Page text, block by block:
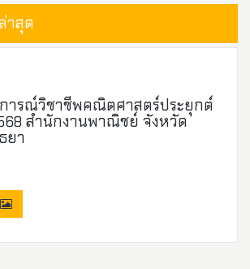
าสุด
ารณ์วิชาชีพคณิตศาสตร์ประยุกต์
สำนักงานพาณิชย์ จังหวัด
ยา